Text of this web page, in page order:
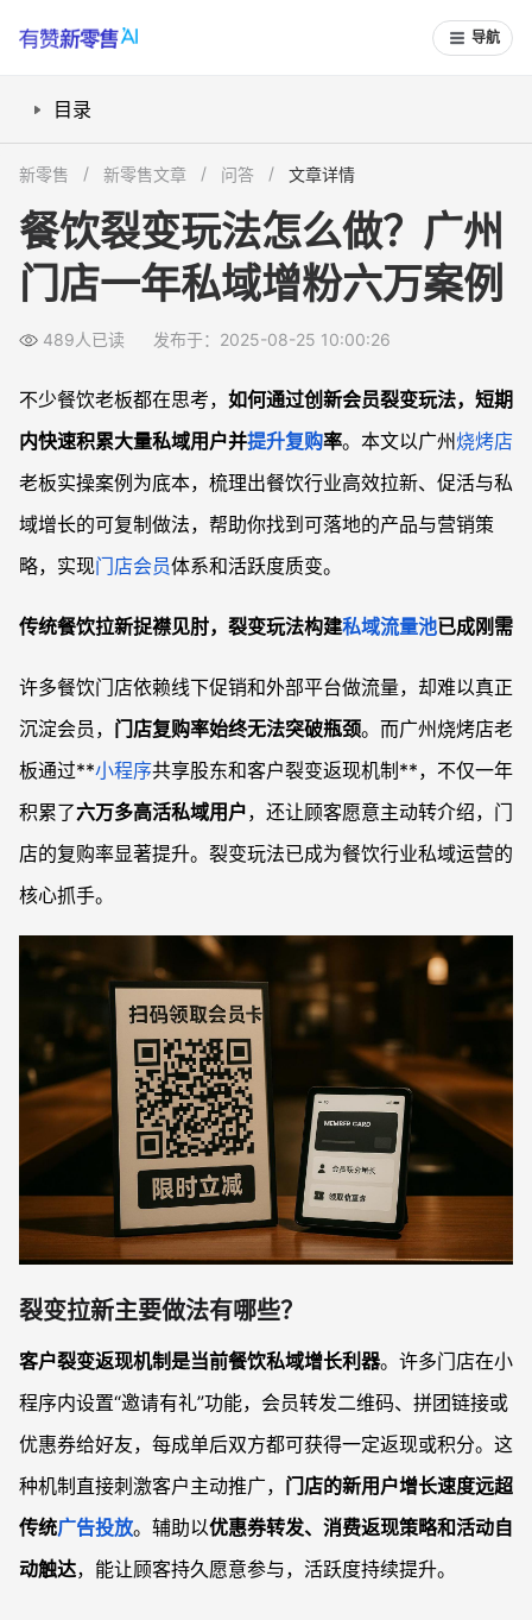
导航
目录
餐饮会员体系怎样助力裂变裂变效果倍增？
活动自动触达和优惠券转发为什么高效？
餐饮裂变玩法有哪些关键要素需要注意？
“共享股东”这种营销策略适合哪些餐饮门店？
新零售 新零售文章 问答 文章详情
餐饮裂变玩法怎么做？广州
门店一年私域增粉六万案例
489人已读 发布于：2025-08-25 10:00:26
不少餐饮老板都在思考， 如何通过创新会员裂变玩法，短期
内快速积累大量私域用户并提升复购率。本文以广州 烧烤店
老板实操案例为底本，梳理出餐饮行业高效拉新、促活与私
域增长的可复制做法，帮助你找到可落地的产品与营销策
略，实现门店会员体系和活跃度质变。
传统餐饮拉新捉襟见肘，裂变玩法构建私域流量池已成刚需
许多餐饮门店依赖线下促销和外部平台做流量，却难以真正
沉淀会员， 门店复购率始终无法突破瓶颈。而广州烧烤店老
板通过**小程序共享股东和客户裂变返现机制**，不仅一年
积累了六万多高活私域用户，还让顾客愿意主动转介绍，门
店的复购率显著提升。裂变玩法已成为餐饮行业私域运营的
核心抓手。
裂变拉新主要做法有哪些？
客户裂变返现机制是当前餐饮私域增长利器。许多门店在小
程序内设置“邀请有礼”功能，会员转发二维码、拼团链接或
优惠券给好友，每成单后双方都可获得一定返现或积分。这
种机制直接刺激客户主动推广， 门店的新用户增长速度远超
传统广告投放。辅助以优惠券转发、消费返现策略和活动自
动触达，能让顾客持久愿意参与，活跃度持续提升。